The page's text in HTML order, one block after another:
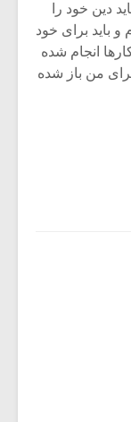
دین خود را
و باید برای خود
انجام شده
من باز شده